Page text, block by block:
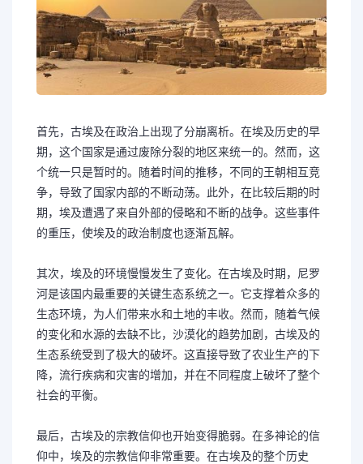
首先，古埃及在政治上出现了分崩离析。在埃及历史的早
期，这个国家是通过废除分裂的地区来统一的。然而，这
个统一只是暂时的。随着时间的推移，不同的王朝相互竞
争，导致了国家内部的不断动荡。此外，在比较后期的时
期，埃及遭遇了来自外部的侵略和不断的战争。这些事件
的重压，使埃及的政治制度也逐渐瓦解。
其次，埃及的环境慢慢发生了变化。在古埃及时期，尼罗
河是该国内最重要的关键生态系统之一。它支撑着众多的
生态环境，为人们带来水和土地的丰收。然而，随着气候
的变化和水源的去缺不比，沙漠化的趋势加剧，古埃及的
生态系统受到了极大的破坏。这直接导致了农业生产的下
降，流行疾病和灾害的增加，并在不同程度上破坏了整个
社会的平衡。
最后，古埃及的宗教信仰也开始变得脆弱。在多神论的信
仰中，埃及的宗教信仰非常重要。在古埃及的整个历史